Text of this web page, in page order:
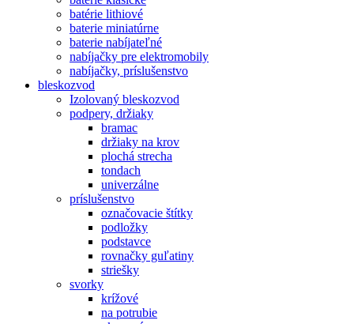
batérie lithiové
baterie miniatúrne
baterie nabíjateľné
nabíjačky pre elektromobily
nabíjačky, príslušenstvo
bleskozvod
Izolovaný bleskozvod
podpery, držiaky
bramac
držiaky na krov
plochá strecha
tondach
univerzálne
príslušenstvo
označovacie štítky
podložky
podstavce
rovnačky guľatiny
striešky
svorky
krížové
na potrubie